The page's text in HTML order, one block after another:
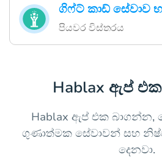
ගිෆ්ට් කාඩ් සේවාව
පියවර විස්තරය
Hablax ඇප්
Hablax ඇප් එක බාගන්න,
ගුණාත්මක සේවාවන් සහ
දෙනවා.